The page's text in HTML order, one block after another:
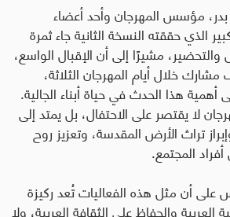
مؤسس المهرجان وأحد أعضاء
الذي حققته النسخة الثانية جاء ثمرة
مشيرًا إلى أن الإقبال الواسع،
خلال أيام المهرجان الثلاثة،
هذا الحدث في حياة أبناء الجالية.
لا يقتصر على الاحتفال، بل يمتد إلى
تراث الأرض المقدسة، وتعزيز روح
المجتمع.
على أن مثل هذه الفعاليات تُعد ركيزة
والحفاظ على الثقافة العربية، ولا